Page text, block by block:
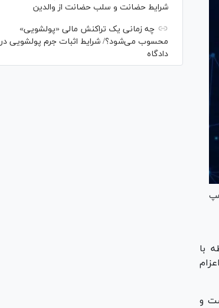
در رابطه با
و
شرایط حضانت و سلب حضانت از والدین
چه زمانی یک تراکنش مالی «پولشویی»
محسوب می‌شود؟/ شرایط اثبات جرم پولشویی در
دادگاه